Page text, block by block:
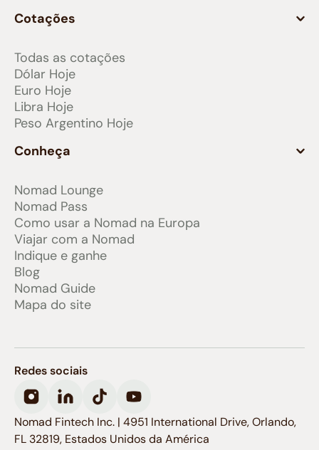
Cotações
Todas as cotações
Dólar Hoje
Euro Hoje
Libra Hoje
Peso Argentino Hoje
Conheça
Nomad Lounge
Nomad Pass
Como usar a Nomad na Europa
Viajar com a Nomad
Indique e ganhe
Blog
Nomad Guide
Mapa do site
Redes sociais
Nomad Fintech Inc. | 4951 International Drive, Orlando,
FL 32819, Estados Unidos da América